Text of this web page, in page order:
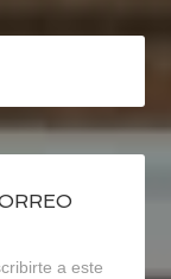
a este